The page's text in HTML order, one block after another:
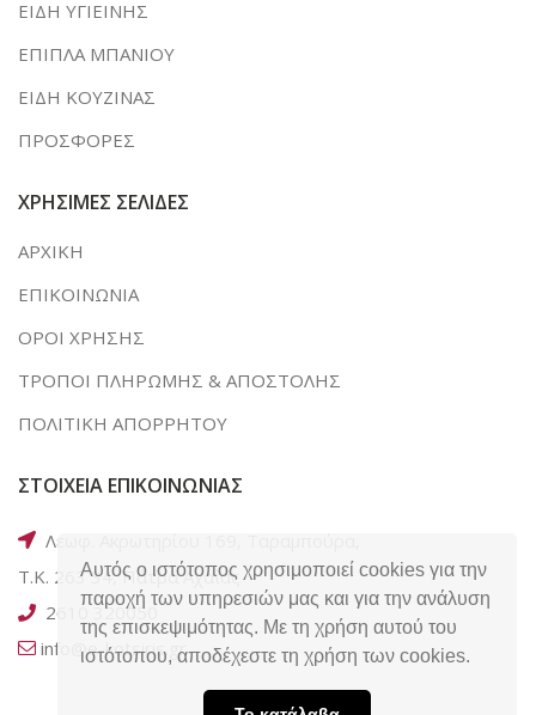
Αυτός ο ιστότοπος χρησιμοποιεί cookies για την
παροχή των υπηρεσιών μας και για την ανάλυση
της επισκεψιμότητας. Με τη χρήση αυτού του
ιστότοπου, αποδέχεστε τη χρήση των cookies.
ΕΙΔΗ ΥΓΙΕΙΝΗΣ
ΕΠΙΠΛΑ ΜΠΑΝΙΟΥ
ΕΙΔΗ ΚΟΥΖΙΝΑΣ
ΠΡΟΣΦΟΡΕΣ
ΧΡΗΣΙΜΕΣ ΣΕΛΙΔΕΣ
ΑΡΧΙΚΗ
ΕΠΙΚΟΙΝΩΝΙΑ
ΟΡΟΙ ΧΡΗΣΗΣ
ΤΡΟΠΟΙ ΠΛΗΡΩΜΗΣ & ΑΠΟΣΤΟΛΗΣ
ΠΟΛΙΤΙΚΗ ΑΠΟΡΡΗΤΟΥ
ΣΤΟΙΧΕΙΑ ΕΠΙΚΟΙΝΩΝΙΑΣ
Λεωφ. Ακρωτηρίου 169, Ταραμπούρα,
Τ.Κ. 263 34, Πάτρα Αχαΐας
2610 320050
info@e-kotsiris.gr